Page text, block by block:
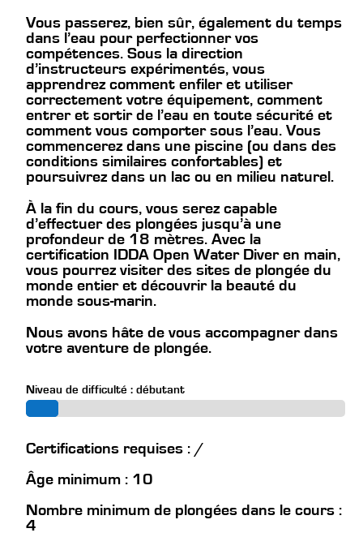
Vous passerez, bien sûr, également du temps
dans l’eau pour perfectionner vos
compétences. Sous la direction
d’instructeurs expérimentés, vous
apprendrez comment enfiler et utiliser
correctement votre équipement, comment
entrer et sortir de l’eau en toute sécurité et
comment vous comporter sous l’eau. Vous
commencerez dans une piscine (ou dans des
conditions similaires confortables) et
poursuivrez dans un lac ou en milieu naturel.
À la fin du cours, vous serez capable
d’effectuer des plongées jusqu’à une
profondeur de 18 mètres. Avec la
certification IDDA Open Water Diver en main,
vous pourrez visiter des sites de plongée du
monde entier et découvrir la beauté du
monde sous-marin.
Nous avons hâte de vous accompagner dans
votre aventure de plongée.
Niveau de difficulté : débutant
Certifications requises : /
Âge minimum : 10
Nombre minimum de plongées dans le cours :
4